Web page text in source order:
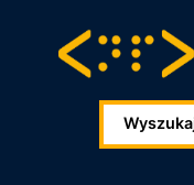
do
głowej
zawartości
do
stopki